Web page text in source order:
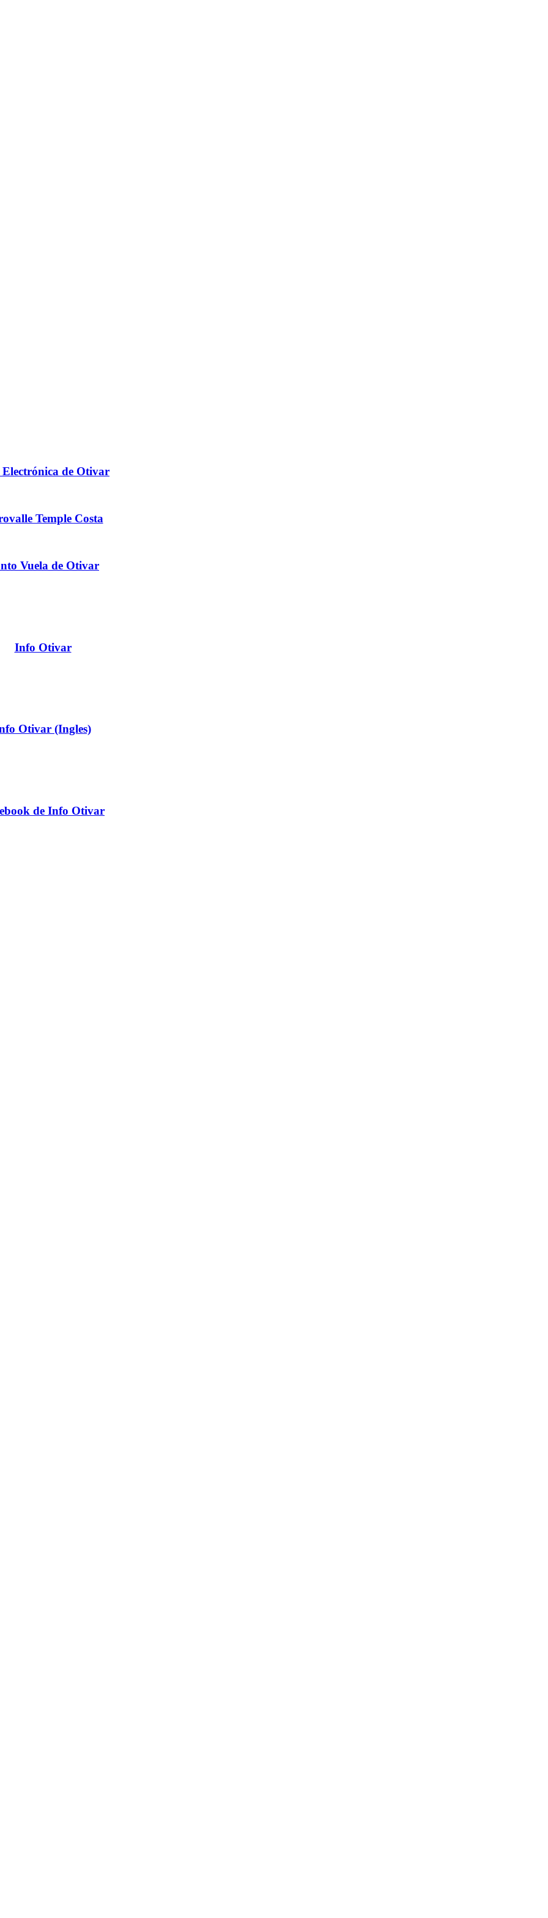
Electrónica de Otivar
Temple Costa
Vuela de Otivar
Info Otivar
Otivar (Ingles)
de Info Otivar